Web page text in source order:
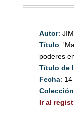
Autor:
Título:
poderes
Título de
Fecha:
Colección
Ir al